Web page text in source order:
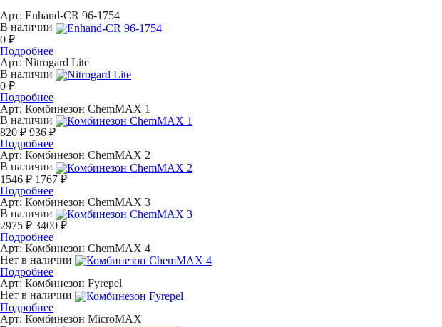
Арт: Enhand-CR 96-1754
В наличии
0 ₽
Подробнее
Арт: Nitrogard Lite
В наличии
0 ₽
Подробнее
Арт: Комбинезон ChemMAX 1
В наличии
820 ₽ 936 ₽
Подробнее
Арт: Комбинезон ChemMAX 2
В наличии
1546 ₽ 1767 ₽
Подробнее
Арт: Комбинезон ChemMAX 3
В наличии
2975 ₽ 3400 ₽
Подробнее
Арт: Комбинезон ChemMAX 4
Нет в наличии
Подробнее
Арт: Комбинезон Fyrepel
Нет в наличии
Подробнее
Арт: Комбинезон MicroMAX